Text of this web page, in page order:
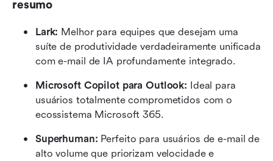
resumo
Lark: Melhor para equipes que desejam uma
suíte de produtividade verdadeiramente unificada
com e-mail de IA profundamente integrado.
Microsoft Copilot para Outlook: Ideal para
usuários totalmente comprometidos com o
ecossistema Microsoft 365.
Superhuman: Perfeito para usuários de e-mail de
alto volume que priorizam velocidade e